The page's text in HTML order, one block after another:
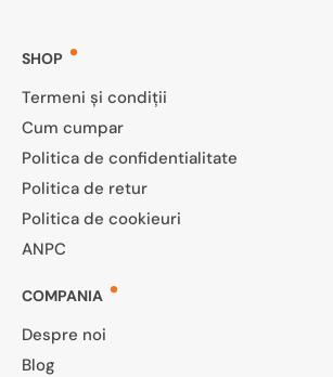
SHOP
Termeni și condiții
Cum cumpar
Politica de confidentialitate
Politica de retur
Politica de cookieuri
ANPC
COMPANIA
Despre noi
Blog